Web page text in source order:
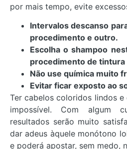
por mais tempo, evite
Intervalos descanso
procedimento e outro.
Escolha o shampoo
procedimento de tintura
Não use química muito
Evitar ficar exposto ao
Ter cabelos coloridos lindos e
impossível. Com algum
resultados serão muito
dar adeus àquele monótono
e poderá apostar, sem medo,